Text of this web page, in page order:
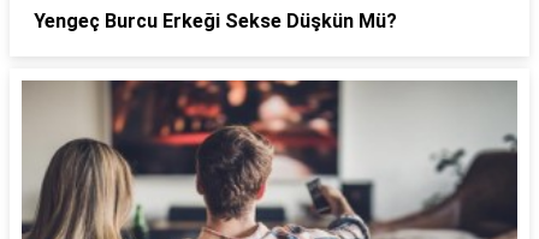
Yengeç Burcu Erkeği Sekse Düşkün Mü?